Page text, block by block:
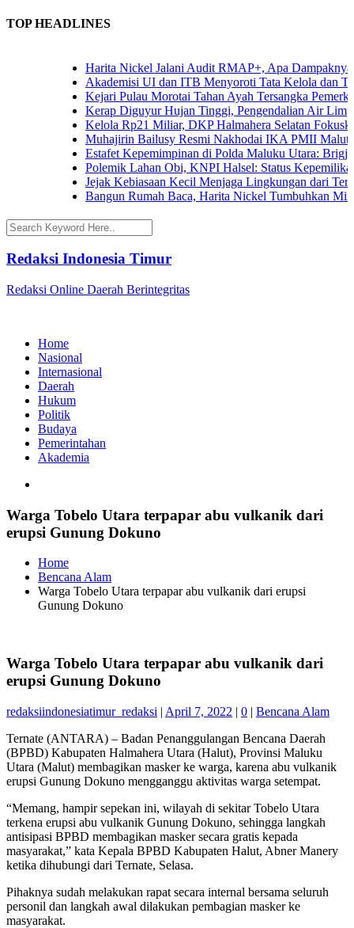
TOP HEADLINES
Harita Nickel Jalani Audit RMAP+, Apa Dampaknya
Akademisi UI dan ITB Menyoroti Tata Kelola dan
Kejari Pulau Morotai Tahan Ayah Tersangka
Kerap Diguyur Hujan Tinggi, Pengendalian Air
Kelola Rp21 Miliar, DKP Halmahera Selatan
Muhajirin Bailusy Resmi Nakhodai IKA PMII Malut,
Estafet Kepemimpinan di Polda Maluku Utara: Brigjen
Polemik Lahan Obi, KNPI Halsel: Status Kepemilikan
Jejak Kebiasaan Kecil Menjaga Lingkungan dari
Bangun Rumah Baca, Harita Nickel Tumbuhkan Minat
Redaksi Indonesia Timur
Redaksi Online Daerah Berintegritas
Home
Nasional
Internasional
Daerah
Hukum
Politik
Budaya
Pemerintahan
Akademia
Warga Tobelo Utara terpapar abu vulkanik dari
erupsi Gunung Dokuno
Home
Bencana Alam
Warga Tobelo Utara terpapar abu vulkanik dari erupsi
Gunung Dokuno
Warga Tobelo Utara terpapar abu vulkanik dari
erupsi Gunung Dokuno
redaksiindonesiatimur_redaksi | April 7, 2022 | 0 | Bencana Alam
Ternate (ANTARA) – Badan Penanggulangan Bencana Daerah
(BPBD) Kabupaten Halmahera Utara (Halut), Provinsi Maluku
Utara (Malut) membagikan masker ke warga, karena abu vulkanik
erupsi Gunung Dokuno mengganggu aktivitas warga setempat.
“Memang, hampir sepekan ini, wilayah di sekitar Tobelo Utara
terkena erupsi abu vulkanik Gunung Dokuno, sehingga langkah
antisipasi BPBD membagikan masker secara gratis kepada
masyarakat,” kata Kepala BPBD Kabupaten Halut, Abner Manery
ketika dihubungi dari Ternate, Selasa.
Pihaknya sudah melakukan rapat secara internal bersama seluruh
personil dan langkah awal dilakukan pembagian masker ke
masyarakat.